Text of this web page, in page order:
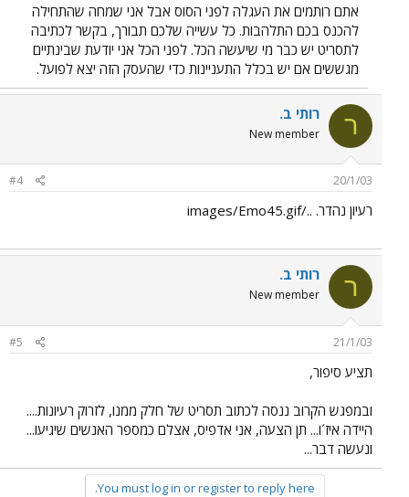
אתם רותמים את העגלה לפני הסוס אבל אני שמחה שהתחילה
להכנס בכם התלהבות. כל עשייה שלכם תבורך, בקשר לכתיבה
לתסריט יש כבר מי שיעשה הכל. לפני הכל אני יודעת שבינתיים
מגששים אם יש בכלל התעניינות כדי שהעסק הזה יצא לפועל.
ר רותי ב.
New member
20/1/03
#4
רעיון נהדר. ../images/Emo45.gif
ר רותי ב.
New member
21/1/03
#5
תציע סיפור,
ובמפגש הקרוב ננסה לכתוב תסריט של חלק ממנו, לזרוק רעיונות....
היידה איז´ו... תן הצעה, אני אדפיס, אצלם כמספר האנשים שיגיעו...
ונעשה דבר...
You must log in or register to reply here.